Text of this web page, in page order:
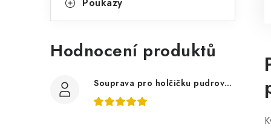
Hodnocení produktů
Souprava pro holčičku pudrově růžová, ptáčci květy